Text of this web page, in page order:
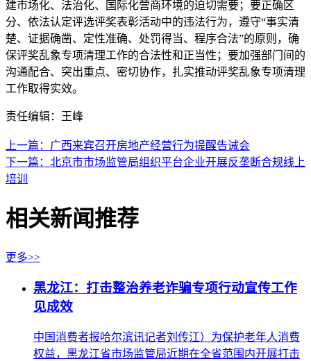
建市场化、法治化、国际化营商环境的迫切需要；要正确区
分、依法认定评选评奖表彰活动中的违法行为，遵守“事实清
楚、证据确凿、定性准确、处罚得当、程序合法”的原则，确
保评奖乱象专项清理工作的合法性和正当性；要加强部门间的
沟通配合、突出重点、密切协作，扎实推动评奖乱象专项清理
工作取得实效。
责任编辑：王峰
上一篇：广西来宾召开房地产经营行为提醒告诫会
下一篇：​北京市市场监管局组织平台企业开展反垄断合规线上
培训
相关新闻推荐
更多>>
黑龙江：打击整治养老诈骗专项行动宣传工作
见成效
中国消费者报哈尔滨讯记者刘传江）为保护老年人消费
权益，黑龙江省市场监管局近期在全省范围内开展打击